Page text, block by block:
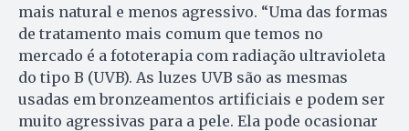
mais natural e menos agressivo. “Uma das formas
de tratamento mais comum que temos no
mercado é a fototerapia com radiação ultravioleta
do tipo B (UVB). As luzes UVB são as mesmas
usadas em bronzeamentos artificiais e podem ser
muito agressivas para a pele. Ela pode ocasionar